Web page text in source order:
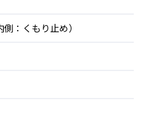
：くもり止め）